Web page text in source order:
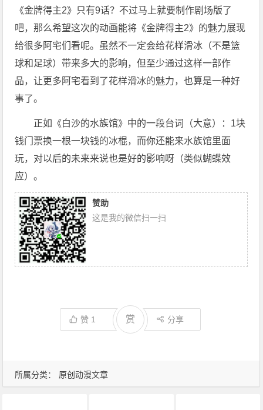
所属分类： 原创动漫文章
《金牌得主2》只有9话？不过马上就要制作剧场版了
吧，那么希望这次的动画能将《金牌得主2》的魅力展现
给很多阿宅们看呢。虽然不一定会给花样滑冰（不是篮
球和足球）带来多大的影响，但至少通过这样一部作
品，让更多阿宅看到了花样滑冰的魅力，也算是一种好
事了。
正如《白沙的水族馆》中的一段台词（大意）：1块
钱门票换一根一块钱的冰棍，而你还能来水族馆里面
玩，对以后的未来来说也是好的影响呀（类似蝴蝶效
应）。
赞助
这是我的微信扫一扫
赞 1 赏 分享